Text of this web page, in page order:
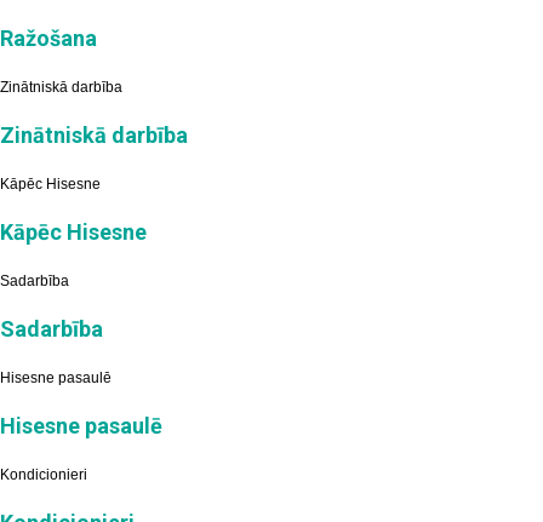
Ražošana
Zinātniskā darbība
Zinātniskā darbība
Kāpēc Hisesne
Kāpēc Hisesne
Sadarbība
Sadarbība
Hisesne pasaulē
Hisesne pasaulē
Kondicionieri